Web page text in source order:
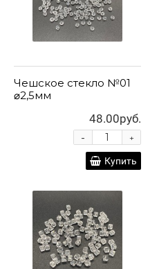
Чешское стекло №01
⌀2,5мм
48.00руб.
+
-
Купить